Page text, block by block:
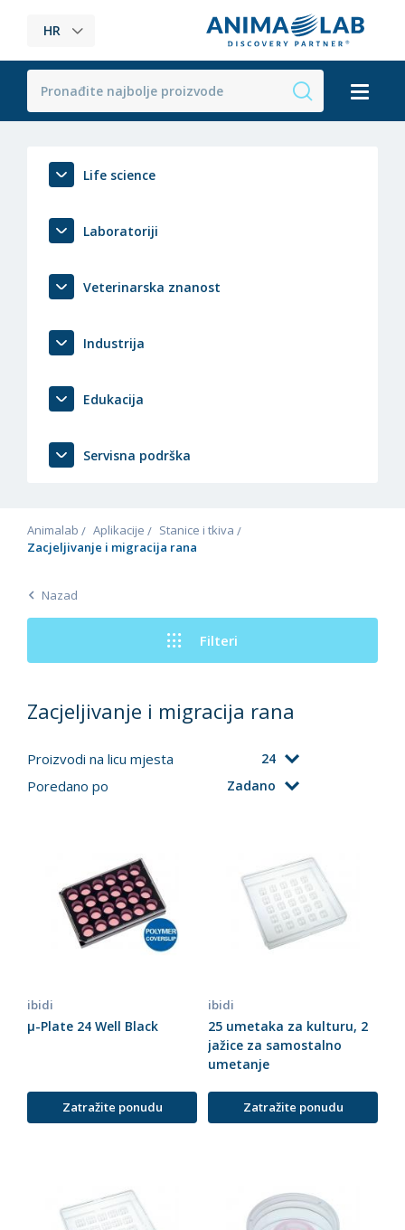
HR
Life science
Laboratoriji
Veterinarska znanost
Industrija
Edukacija
Servisna podrška
Animalab Aplikacije
Stanice i tkiva
Zacjeljivanje i migracija rana
Nazad
Filteri
Zacjeljivanje i migracija rana
Proizvodi na licu mjesta 24
Poredano po Zadano
ibidi
µ-Plate 24 Well Black
Zatražite ponudu
ibidi
25 umetaka za kulturu, 2
jažice za samostalno
umetanje
Zatražite ponudu